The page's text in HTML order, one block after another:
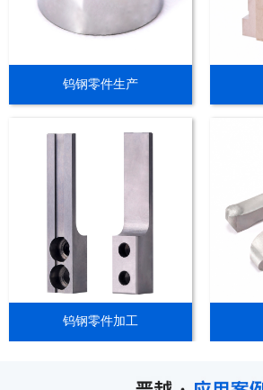
钨钢零件生产
钨钢零件加工